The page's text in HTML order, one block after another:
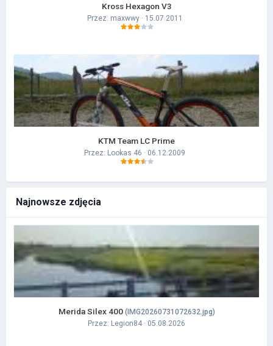
Kross Hexagon V3
Przez: maxwwy· 15.07.2011
KTM Team LC Prime
Przez: Lookas 46 · 06.12.2009
Najnowsze zdjęcia
Merida Silex 400 (IMG20260731072632.jpg)
Przez: Legion84 · 05.08.2026